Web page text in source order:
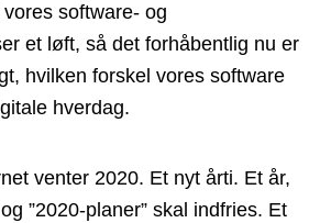
software- og
et løft, så det forhåbentlig nu er
hvilken forskel vores software
hverdag.
venter 2020. Et nyt årti. Et år,
”2020-planer” skal indfries. Et